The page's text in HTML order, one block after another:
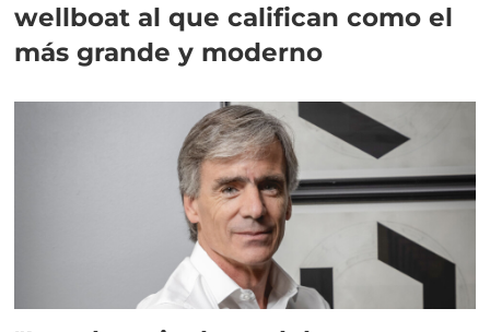
wellboat al que califican como el
más grande y moderno